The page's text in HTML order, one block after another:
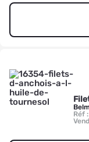
Réf